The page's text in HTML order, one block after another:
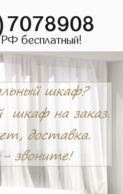
бесплатный!